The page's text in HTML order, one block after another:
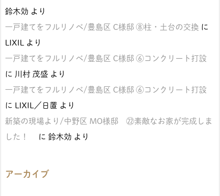
鈴木効 より
一戸建てをフルリノベ/豊島区 C様邸 ⑧柱・土台の交換 に
LIXIL
より
一戸建てをフルリノベ/豊島区 C様邸 ⑥コンクリート打設
に 川村 茂盛 より
一戸建てをフルリノベ/豊島区 C様邸 ⑥コンクリート打設
に LIXIL／日置 より
新築の現場より/中野区 MO様邸 ㉒素敵なお家が完成しま
した！
に 鈴木効 より
アーカイブ